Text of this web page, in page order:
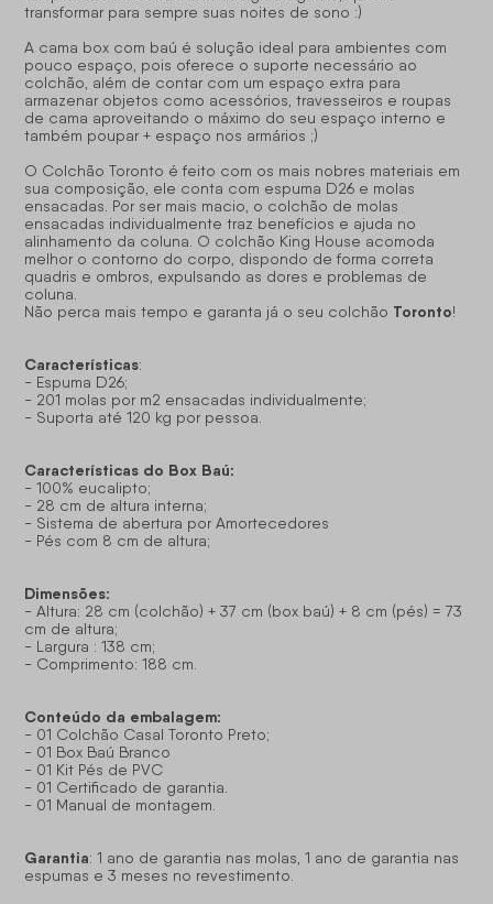
transformar para sempre suas noites de sono :)
A cama box com baú é solução ideal para ambientes com
pouco espaço, pois oferece o suporte necessário ao
colchão, além de contar com um espaço extra para
armazenar objetos como acessórios, travesseiros e roupas
de cama aproveitando o máximo do seu espaço interno e
também poupar + espaço nos armários ;)
O Colchão Toronto é feito com os mais nobres materiais em
sua composição, ele conta com espuma D26 e molas
ensacadas. Por ser mais macio, o colchão de molas
ensacadas individualmente traz benefícios e ajuda no
alinhamento da coluna. O colchão King House acomoda
melhor o contorno do corpo, dispondo de forma correta
quadris e ombros, expulsando as dores e problemas de
coluna.
Não perca mais tempo e garanta já o seu colchão Toronto!
Características:
- Espuma D26;
- 201 molas por m2 ensacadas individualmente;
- Suporta até 120 kg por pessoa.
Características do Box Baú:
- 100% eucalipto;
- 28 cm de altura interna;
- Sistema de abertura por Amortecedores
- Pés com 8 cm de altura;
Dimensões:
- Altura: 28 cm (colchão) + 37 cm (box baú) + 8 cm (pés) = 73
cm de altura;
- Largura : 138 cm;
- Comprimento: 188 cm.
Conteúdo da embalagem:
- 01 Colchão Casal Toronto Preto;
- 01 Box Baú Branco
- 01 Kit Pés de PVC
- 01 Certificado de garantia.
- 01 Manual de montagem.
Garantia: 1 ano de garantia nas molas, 1 ano de garantia nas
espumas e 3 meses no revestimento.